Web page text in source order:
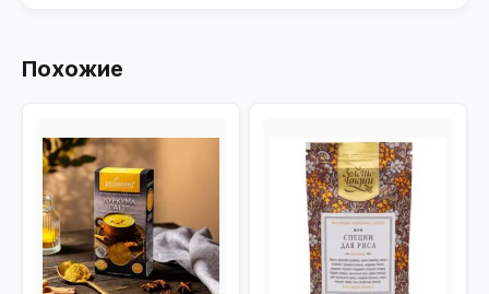
Похожие